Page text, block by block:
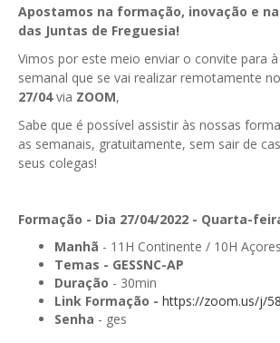
GESDocumental
GESElevador
GESEstatística
GESLicenciamento
GESMarcação
Apostamos na formação, inovação e
das Juntas de Freguesia!
Vimos por este meio enviar o convite para
semanal que se vai realizar remotamente
27/04via ZOOM,
Sabe que é possível assistir às nossas
as semanais, gratuitamente, sem sair de
seus colegas!
Formação - Dia 27/04/2022 - Quarta-
Manhã - 11H Continente / 10H Açores
Temas - GESSNC-AP
Duração - 30min
Link Formação - https://zoom.us/j/
Senha - ges